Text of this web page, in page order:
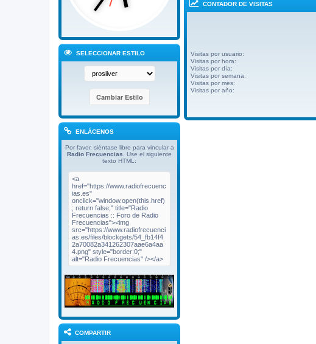
SELECCIONAR ESTILO
ENLÁCENOS
Por favor, siéntase libre para vincular a
Radio Frecuencias . Use el siguiente
texto HTML:
COMPARTIR
CONTADOR DE VISITAS
Visitas por usuario:
Visitas por hora:
Visitas por día:
Visitas por semana:
Visitas por mes:
Visitas por año: